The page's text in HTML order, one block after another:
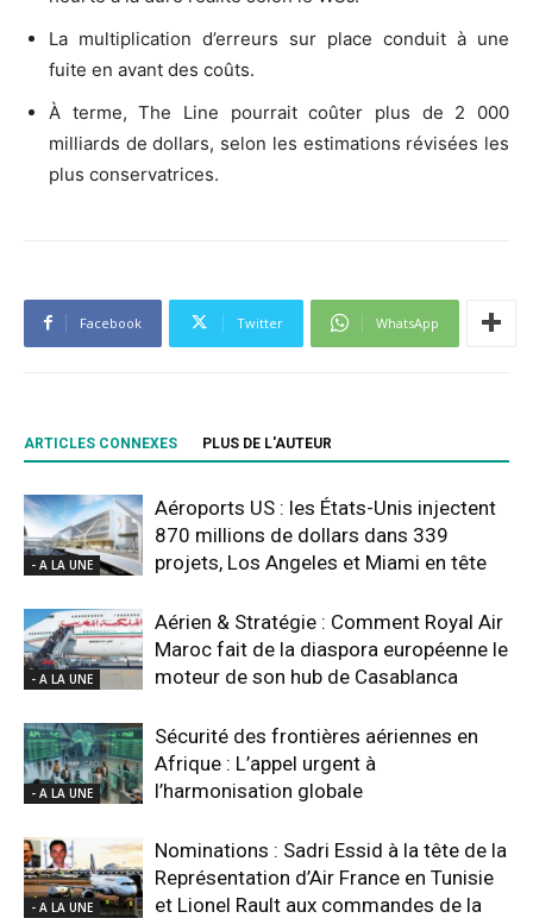
La multiplication d’erreurs sur place conduit à une
fuite en avant des coûts.
À terme, The Line pourrait coûter plus de 2 000
milliards de dollars, selon les estimations révisées les
plus conservatrices.
Facebook Twitter WhatsApp
ARTICLES CONNEXES PLUS DE L'AUTEUR
- A LA UNE
Aéroports US : les États-Unis injectent
870 millions de dollars dans 339
projets, Los Angeles et Miami en tête
- A LA UNE
Aérien & Stratégie : Comment Royal Air
Maroc fait de la diaspora européenne le
moteur de son hub de Casablanca
- A LA UNE
Sécurité des frontières aériennes en
Afrique : L’appel urgent à
l’harmonisation globale
- A LA UNE
Nominations : Sadri Essid à la tête de la
Représentation d’Air France en Tunisie
et Lionel Rault aux commandes de la